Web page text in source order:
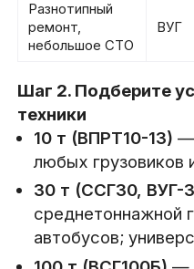
Разнотипный
ремонт,
небольшое СТО
ВУГ
Шаг 2. Подберите
техники
10 т (ВПРТ10-13) —
любых грузовиков
30 т (ССГ30, ВУГ-
среднетоннажной
автобусов;